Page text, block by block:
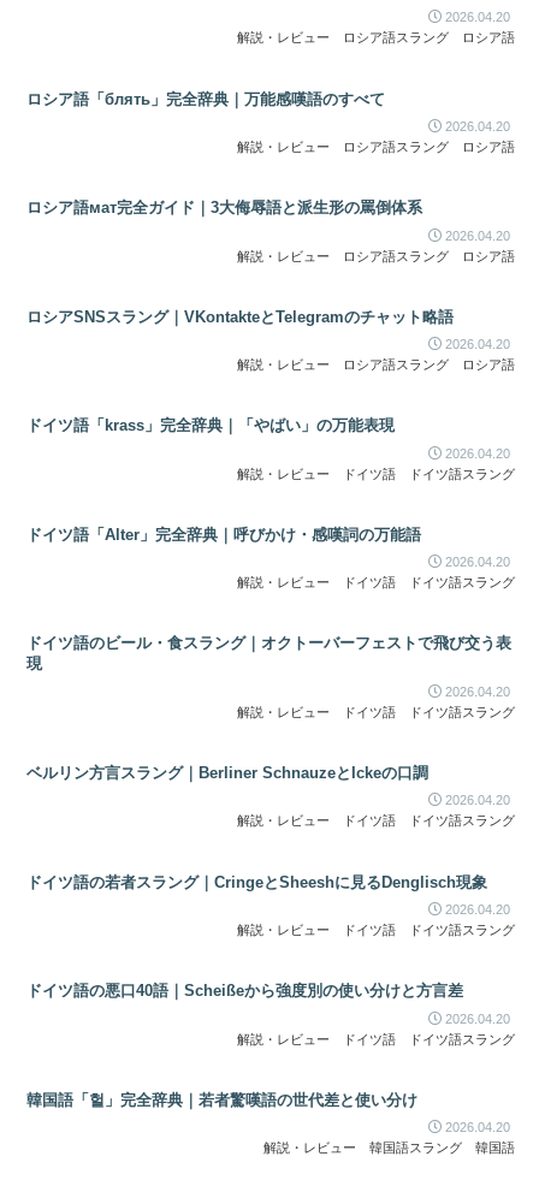
2026.04.20
解説・レビュー
ロシア語スラング ロシア語
ロシア語「блять」完全辞典｜万能感嘆語のすべて
2026.04.20
解説・レビュー
ロシア語スラング ロシア語
ロシア語мат完全ガイド｜3大侮辱語と派生形の罵倒体系
2026.04.20
解説・レビュー
ロシア語スラング ロシア語
ロシアSNSスラング｜VKontakteとTelegramのチャット略語
2026.04.20
解説・レビュー
ロシア語スラング ロシア語
ドイツ語「krass」完全辞典｜「やばい」の万能表現
2026.04.20
解説・レビュー
ドイツ語 ドイツ語スラング
ドイツ語「Alter」完全辞典｜呼びかけ・感嘆詞の万能語
2026.04.20
解説・レビュー
ドイツ語 ドイツ語スラング
ドイツ語のビール・食スラング｜オクトーバーフェストで飛び交う表
現
2026.04.20
解説・レビュー
ドイツ語 ドイツ語スラング
ベルリン方言スラング｜Berliner SchnauzeとIckeの口調
2026.04.20
解説・レビュー
ドイツ語 ドイツ語スラング
ドイツ語の若者スラング｜CringeとSheeshに見るDenglisch現象
2026.04.20
解説・レビュー
ドイツ語 ドイツ語スラング
ドイツ語の悪口40語｜Scheißeから強度別の使い分けと方言差
2026.04.20
解説・レビュー
ドイツ語 ドイツ語スラング
韓国語「헐」完全辞典｜若者驚嘆語の世代差と使い分け
2026.04.20
解説・レビュー
韓国語スラング 韓国語